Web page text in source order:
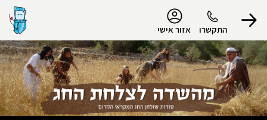
התקשרו אזור אישי
הפרופיל שלי